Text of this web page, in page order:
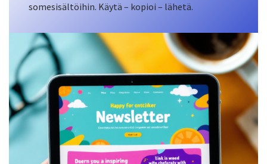
somesisältöihin. Käytä – kopioi – lähetä.